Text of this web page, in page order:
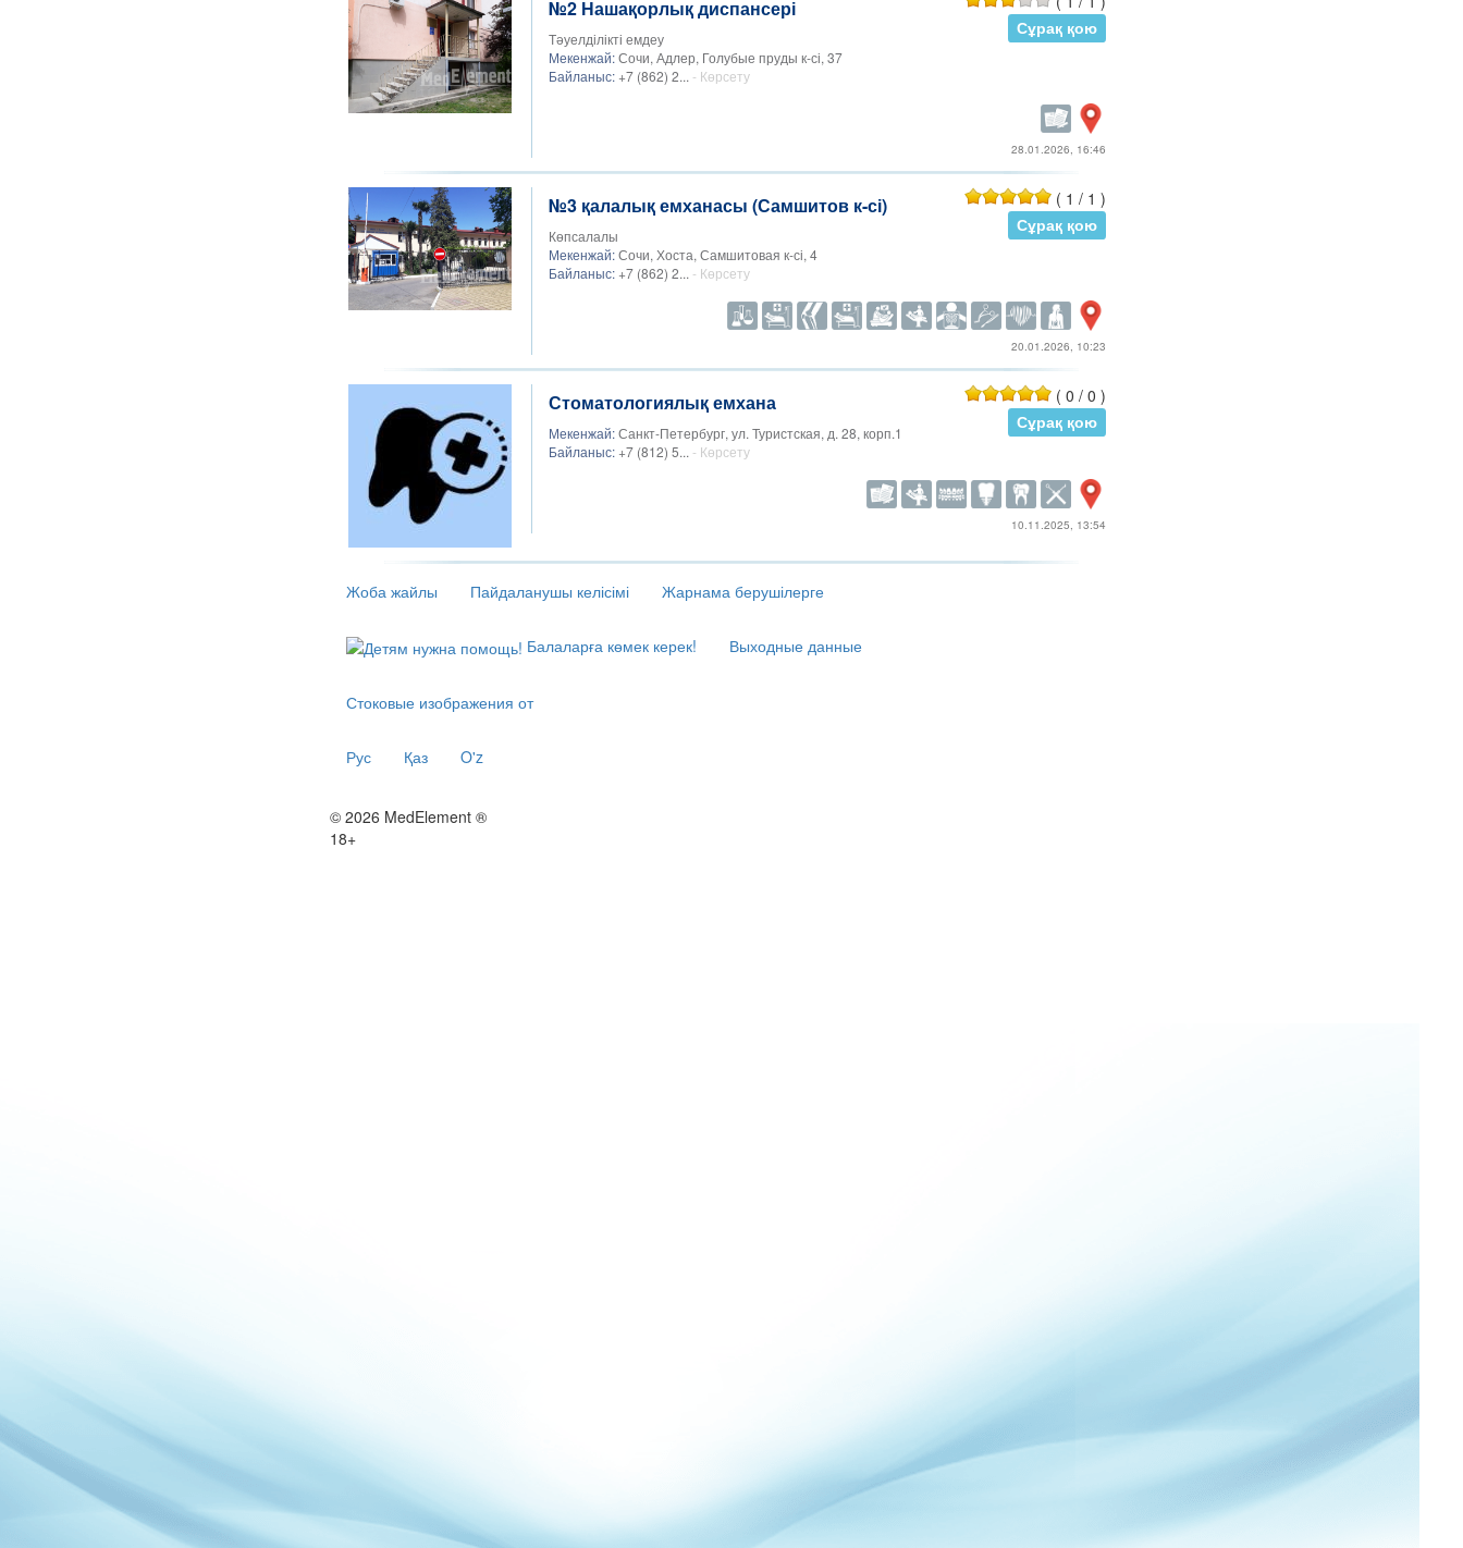
№2 Нашақорлық диспансері
Тәуелділікті емдеу
Мекенжай:Сочи, Адлер, Голубые пруды к-сі, 37
Байланыс: +7 (862) 2... - Көрсету
Сұрақ қою
28.01.2026, 16:46
№3 қалалық емханасы (Самшитов к-сі)
Көпсалалы
Мекенжай:Сочи, Хоста, Самшитовая к-сі, 4
Байланыс: +7 (862) 2... - Көрсету
( 1 / 1 )
Сұрақ қою
20.01.2026, 10:23
Стоматологиялық емхана
Мекенжай:Санкт-Петербург, ул. Туристская, д. 28, корп.1
Байланыс: +7 (812) 5... - Көрсету
( 0 / 0 )
Сұрақ қою
10.11.2025, 13:54
Жоба жайлы Пайдаланушы келісімі Жарнама берушілерге
Балаларға көмек керек! Выходные данные
Стоковые изображения от
Рус Қаз O'z
© 2026 MedElement ®
18+